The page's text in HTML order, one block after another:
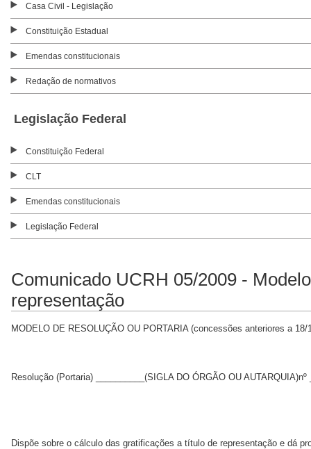
Casa Civil - Legislação
Constituição Estadual
Emendas constitucionais
Redação de normativos
Legislação Federal
Constituição Federal
CLT
Emendas constitucionais
Legislação Federal
Comunicado UCRH 05/2009 -
representação
MODELO DE RESOLUÇÃO OU PORTARIA (concessões anteriores a 18/
Resolução (Portaria) __________(SIGLA DO ÓRGÃO OU
Dispõe sobre o cálculo das gratificações a título de representação e dá